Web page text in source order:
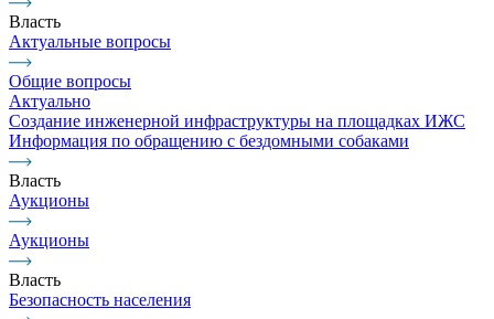
Власть
Актуальные вопросы
Общие вопросы
Актуально
Создание инженерной инфраструктуры на площадках ИЖС
Информация по обращению с бездомными собаками
Власть
Аукционы
Аукционы
Власть
Безопасность населения